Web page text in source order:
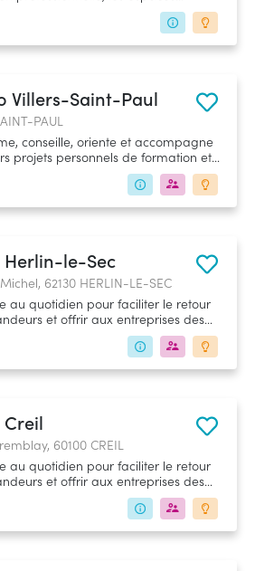
(PRIF) sont là pour vous aider à faire
sur l’orientation, les métiers,
les conditions d’accès et
d’emploi sur le marché du
Villers-Saint-Paul
PAUL
conseille, oriente et accompagne
projets personnels de formation et
et peut contribuer au
Herlin-le-Sec
62130 HERLIN-LE-SEC
au quotidien pour faciliter le retour
et offrir aux entreprises des
leurs besoins de recrutement.
Creil
60100 CREIL
au quotidien pour faciliter le retour
et offrir aux entreprises des
leurs besoins de recrutement.